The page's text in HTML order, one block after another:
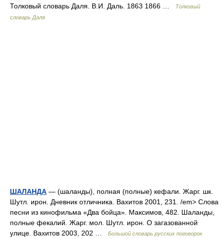
Толковый словарь Даля. В.И. Даль. 1863 1866 …
Толковый
словарь Даля
ШАЛАНДА — (шаланды), полная (полные) кефали. Жарг. шк.
Шутл. ирон. Дневник отличника. Вахитов 2001, 231. /em> Слова
песни из кинофильма «Два бойца». Максимов, 482. Шаланды,
полные фекалий. Жарг. мол. Шутл. ирон. О загазованной
улице. Вахитов 2003, 202 …
Большой словарь русских поговорок